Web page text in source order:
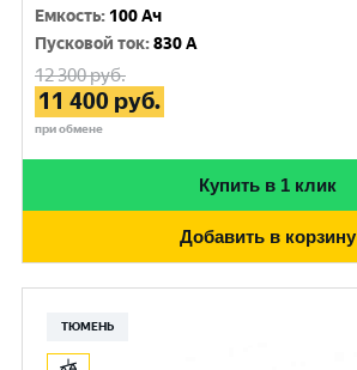
Емкость: 100 Ач
Пусковой ток:830 A
12 300руб.
11 400 руб.
при обмене
Купить в 1 клик
Добавить в корзину
ТЮМЕНЬ